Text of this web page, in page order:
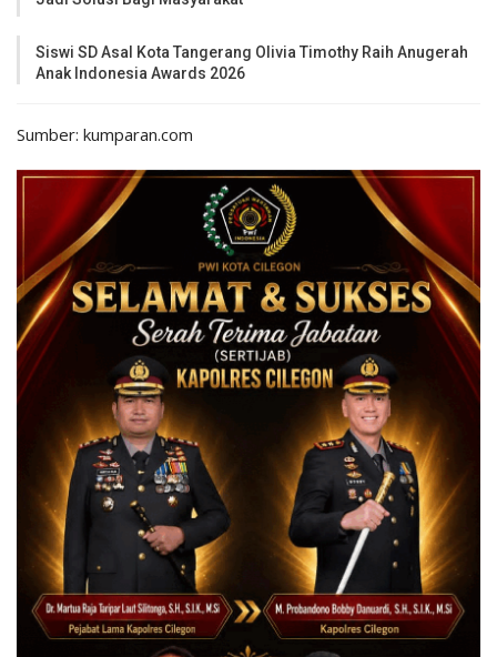
Siswi SD Asal Kota Tangerang Olivia Timothy Raih Anugerah
Anak Indonesia Awards 2026
Sumber: kumparan.com